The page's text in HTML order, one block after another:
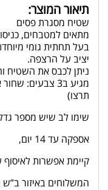
תיאור המוצר:
שטיח מסגרת פסים
מתאים למטבחים,
בעל תחתית גומי
יציב על הרצפה.
ניתן לכבס את השטיח
מגיע ב3 צבעים:
תרצו)
שימו לב שיש מספר
אספקה עד 14 יום,
קיימת אפשרות לאיסוף
המשלוחים באיזור ב”ש